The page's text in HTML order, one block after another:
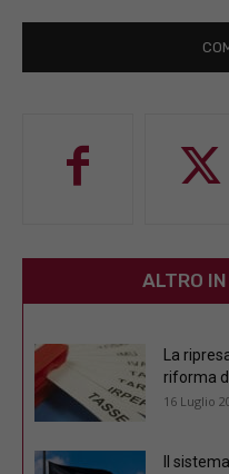
ALTRO
La
riforma
16 Luglio
Il